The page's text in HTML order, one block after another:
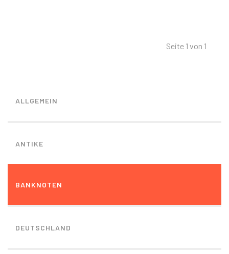
Seite 1 von 1
ALLGEMEIN
ANTIKE
BANKNOTEN
DEUTSCHLAND